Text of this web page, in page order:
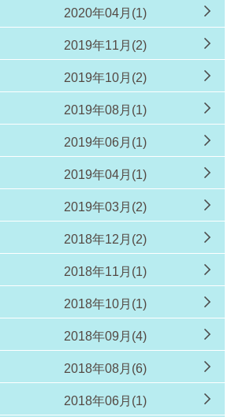
2020年04月(1)
2019年11月(2)
2019年10月(2)
2019年08月(1)
2019年06月(1)
2019年04月(1)
2019年03月(2)
2018年12月(2)
2018年11月(1)
2018年10月(1)
2018年09月(4)
2018年08月(6)
2018年06月(1)